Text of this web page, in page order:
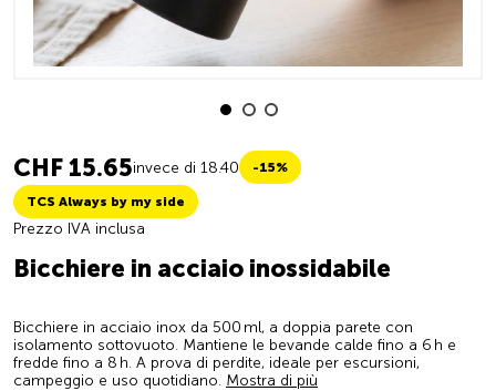
CHF 15.65invece di 18.40 -15%
TCS Always by my side
Prezzo IVA inclusa
Bicchiere in acciaio inossidabile
Bicchiere in acciaio inox da 500 ml, a doppia parete con
isolamento sottovuoto. Mantiene le bevande calde fino a 6 h e
fredde fino a 8 h. A prova di perdite, ideale per escursioni,
campeggio e uso quotidiano. Mostra di più